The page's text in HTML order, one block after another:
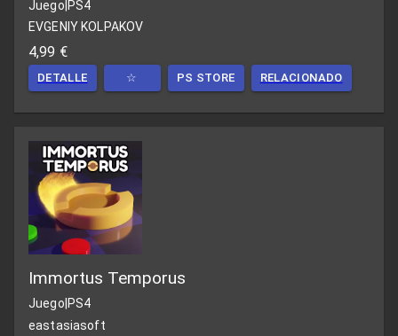
Juego|PS4
EVGENIY KOLPAKOV
4,99 €
DETALLE ☆ PS STORE RELACIONADO
Immortus Temporus
Juego PS4
eastasiasoft